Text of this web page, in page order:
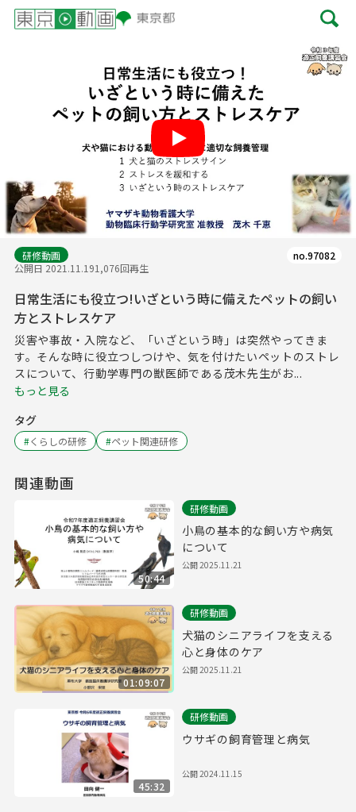
研修動画
公開日 2021.11.191,076回再生
no.97082
日常生活にも役立つ!いざという時に備えたペットの飼い
方とストレスケア
災害や事故・入院など、「いざという時」は突然やってきま
す。そんな時に役立つしつけや、気を付けたいペットのストレ
スについて、行動学専門の獣医師である茂木先生がお...
もっと見る
タグ
#くらしの研修 #ペット関連研修
関連動画
50:44
研修動画
小鳥の基本的な飼い方や病気
について
公開2025.11.21
01:09:07
研修動画
犬猫のシニアライフを支える
心と身体のケア
公開2025.11.21
45:32
研修動画
ウサギの飼育管理と病気
公開2024.11.15